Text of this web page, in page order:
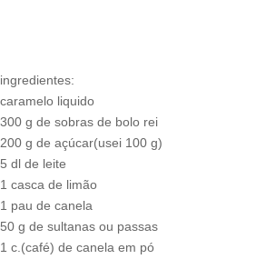
ingredientes:
caramelo liquido
300 g de sobras de bolo rei
200 g de açúcar(usei 100 g)
5 dl de leite
1 casca de limão
1 pau de canela
50 g de sultanas ou passas
1 c.(café) de canela em pó